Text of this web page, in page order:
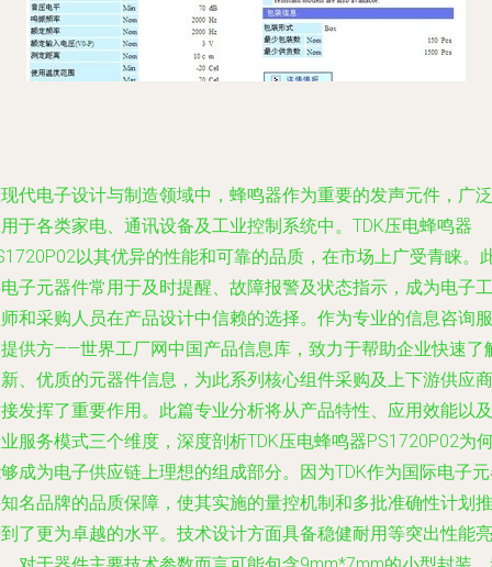
代电子设计与制造领域中，蜂鸣器作为重要的发声元件，广泛
于各类家电、通讯设备及工业控制系统中。TDK压电蜂鸣器
以其优异的性能和可靠的品质，在市场上广受青睐。
子元器件常用于及时提醒、故障报警及状态指示，成为电子工
和采购人员在产品设计中信赖的选择。作为专业的信息咨询服
供方——世界工厂网中国产品信息库，致力于帮助企业快速了
、优质的元器件信息，为此系列核心组件采购及上下游供应商
发挥了重要作用。此篇专业分析将从产品特性、应用效能以及
服务模式三个维度，深度剖析TDK压电蜂鸣器PS1720P02为
成为电子供应链上理想的组成部分。因为TDK作为国际电子
名品牌的品质保障，使其实施的量控机制和多批准确性计划推
了更为卓越的水平。技术设计方面具备稳健耐用等突出性能亮